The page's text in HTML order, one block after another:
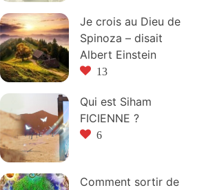
Je crois au Dieu de
Spinoza – disait
Albert Einstein
13
Qui est Siham
FICIENNE ?
6
Comment sortir de